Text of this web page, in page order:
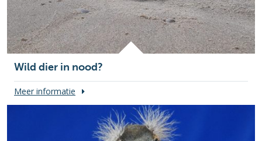
Wild dier in nood?
Meer informatie